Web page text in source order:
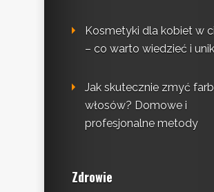
Kosmetyki dla kobiet w
– co warto wiedzieć i
Jak skutecznie zmyć
włosów? Domowe i
profesjonalne metody
Zdrowie